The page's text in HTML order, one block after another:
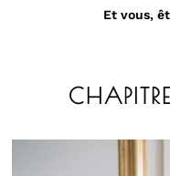
Et vous,